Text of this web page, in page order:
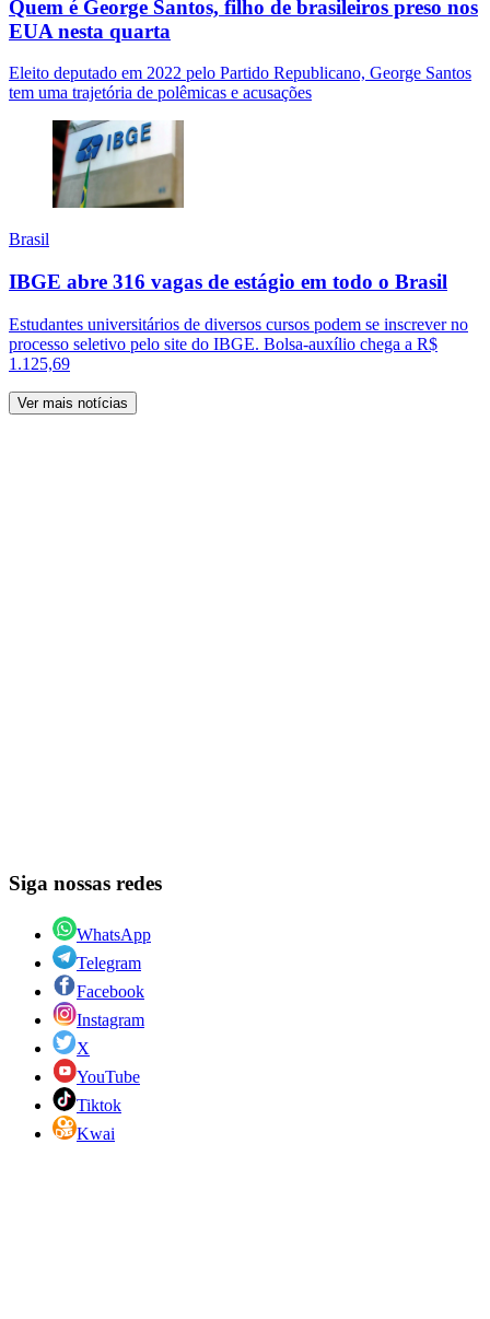
Quem é George Santos, filho de brasileiros preso nos
EUA nesta quarta
Eleito deputado em 2022 pelo Partido Republicano, George Santos
tem uma trajetória de polêmicas e acusações
Brasil
IBGE abre 316 vagas de estágio em todo o Brasil
Estudantes universitários de diversos cursos podem se inscrever no
processo seletivo pelo site do IBGE. Bolsa-auxílio chega a R$
1.125,69
Ver mais notícias
Siga nossas redes
WhatsApp
Telegram
Facebook
Instagram
X
YouTube
Tiktok
Kwai